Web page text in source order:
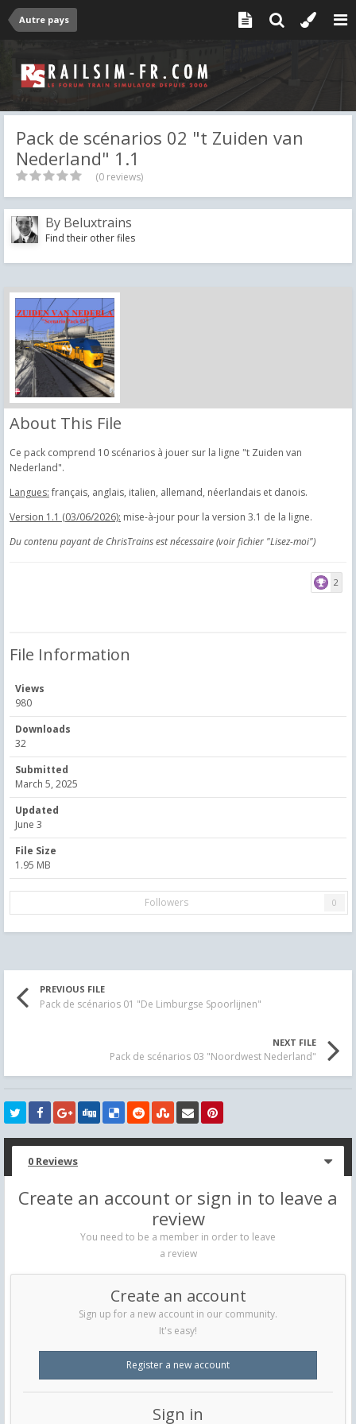
Autre pays
Pack de scénarios 02 "t Zuiden van
Nederland" 1.1
(0 reviews)
By Beluxtrains
Find their other files
About This File
Ce pack comprend 10 scénarios à jouer sur la ligne "t Zuiden van
Nederland".
Langues: français, anglais, italien, allemand, néerlandais et danois.
Version 1.1 (03/06/2026): mise-à-jour pour la version 3.1 de la ligne.
Du contenu payant de ChrisTrains est nécessaire (voir fichier "Lisez-moi")
2
File Information
Views
980
Downloads
32
Submitted
March 5, 2025
Updated
June 3
File Size
1.95 MB
Followers 0
PREVIOUS FILE
Pack de scénarios 01 "De Limburgse Spoorlijnen"
NEXT FILE
Pack de scénarios 03 "Noordwest Nederland"
0 Reviews
Create an account or sign in to leave a
review
You need to be a member in order to leave
a review
Create an account
Sign up for a new account in our community.
It's easy!
Register a new account
Sign in